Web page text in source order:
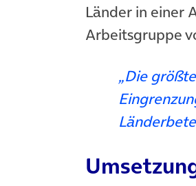
Länder in einer
Arbeitsgruppe
„Die